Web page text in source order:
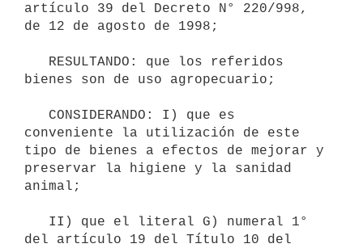
artículo 39 del Decreto N° 220/998,
de 12 de agosto de 1998;
bienes son de uso agropecuario;
conveniente la utilización de este
tipo de bienes a efectos de mejorar y
preservar la higiene y la sanidad
animal;
del artículo 19 del Título 10 del